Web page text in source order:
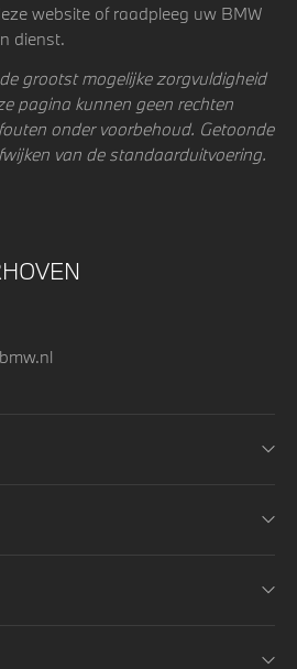
website of raadpleeg uw BMW
dienst.
grootst mogelijke zorgvuldigheid
pagina kunnen geen rechten
onder voorbehoud. Getoonde
van de standaarduitvoering.